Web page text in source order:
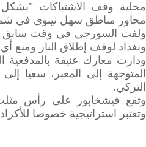
محلية وقف الاشتباكات
محاور مناطق سهل نينوى في
ولفت السورجي في وقت سابق
وبغداد لوقف إطلاق النار ومنع
ودارت معارك عنيفة بالمدفعية
المتوجهة إلى المعبر، سعيا
التركي.
وتقع فيشخابور على رأس مثلث
وتعتبر استراتيجية خصوصا